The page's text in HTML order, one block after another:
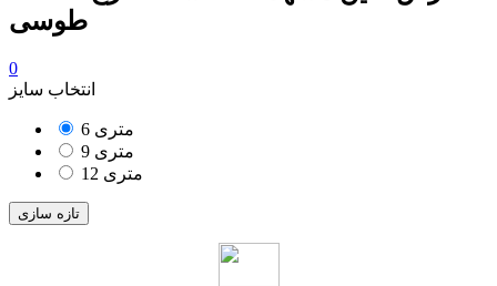
طوسی
0
انتخاب سایز
6 متری
9 متری
12 متری